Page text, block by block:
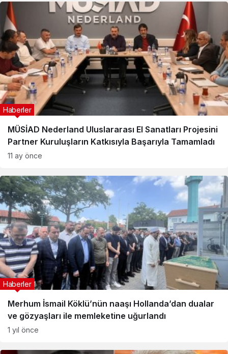
MÜSİAD Nederland Uluslararası El Sanatları Projesini
Partner Kuruluşların Katkısıyla Başarıyla Tamamladı
Haberler
11 ay önce
Merhum İsmail Köklü’nün naaşı Hollanda’dan dualar
ve gözyaşları ile memleketine uğurlandı
Haberler
1 yıl önce